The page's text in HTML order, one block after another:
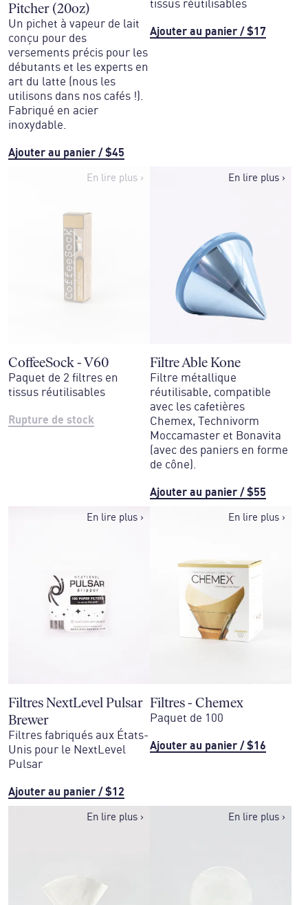
Pitcher (20oz)
Un pichet à vapeur de lait
conçu pour des
versements précis pour les
débutants et les experts en
art du latte (nous les
utilisons dans nos cafés !).
Fabriqué en acier
inoxydable.
Ajouter au panier / $45
tissus réutilisables
Ajouter au panier / $17
En lire plus ›
CoffeeSock - V60
Paquet de 2 filtres en
tissus réutilisables
Rupture de stock
En lire plus ›
Filtre Able Kone
Filtre métallique
réutilisable, compatible
avec les cafetières
Chemex, Technivorm
Moccamaster et Bonavita
(avec des paniers en forme
de cône).
Ajouter au panier / $55
En lire plus ›
Filtres NextLevel Pulsar
Brewer
Filtres fabriqués aux États-
Unis pour le NextLevel
Pulsar
Ajouter au panier / $12
En lire plus ›
Filtres - Chemex
Paquet de 100
Ajouter au panier / $16
En lire plus › En lire plus ›